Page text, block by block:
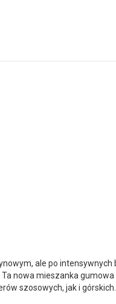
ale po
nowa mieszanka gumowa
szosowych, jak i